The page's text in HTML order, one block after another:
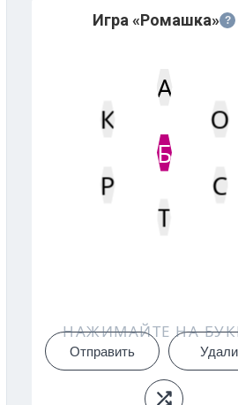
Игра «Ромашка» ?
Мин. кол-во
Б
А
К
О
Р
С
Т
НАЖИМАЙТЕ НА
Отправить